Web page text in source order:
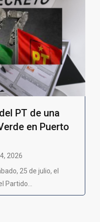
PT de una
en Puerto
2026
25 de julio, el
Partido...